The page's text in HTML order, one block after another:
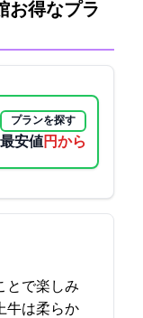
:お得なプラ
プランを探す
最安値22000円から
とで楽しみ
牛は柔らか